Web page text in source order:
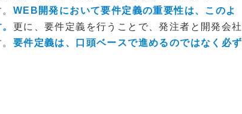
WEB開発において要件定義の重要性は、このよ
更に、要件定義を行うことで、発注者と開発会社
要件定義は、口頭ベースで進めるのではなく必ず